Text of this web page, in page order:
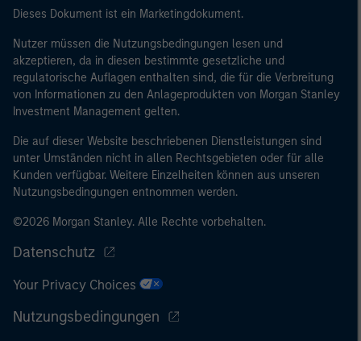
Nettoumsatzerlöse von 40 Mio. EUR oder (iii)
Eigenmittel von 2 Mio. EUR, das für eigene Rechnung
handelt; oder (c) eine nationale oder regionale
Regierung, einschließlich Stellen der staatlichen
Schuldenverwaltung auf nationaler oder regionaler
Ebene, Zentralbanken, internationaler und
supranationaler Einrichtungen wie die Weltbank, der
IWF, die EZB, die EIB und andere vergleichbare
internationale Organisationen, die auf eigene Rechnung
handeln.
Bitte beachten Sie, dass die Definition eines
professionellen Anlegers von der Definition der
dem aus auf die Website zugegriffen wird.
Dieses Dokument ist ein Marketingdokument.
Nutzer müssen die Nutzungsbedingungen lesen und
akzeptieren, da in diesen bestimmte gesetzliche und
regulatorische Auflagen enthalten sind, die für die Verbreitung
von Informationen zu den Anlageprodukten von Morgan Stanley
Investment Management gelten.
Die auf dieser Website beschriebenen Dienstleistungen sind
unter Umständen nicht in allen Rechtsgebieten oder für alle
Kunden verfügbar. Weitere Einzelheiten können aus unseren
Nutzungsbedingungen entnommen werden.
©2026 Morgan Stanley. Alle Rechte vorbehalten.
Datenschutz
Your Privacy Choices
Nutzungsbedingungen